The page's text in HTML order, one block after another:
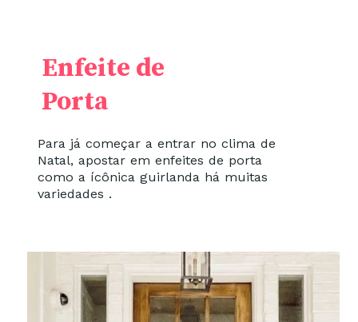
Para já começar a entrar no clima de
Natal, apostar em enfeites de porta
como a ícônica guirlanda há muitas
variedades .
Enfeite de
Porta